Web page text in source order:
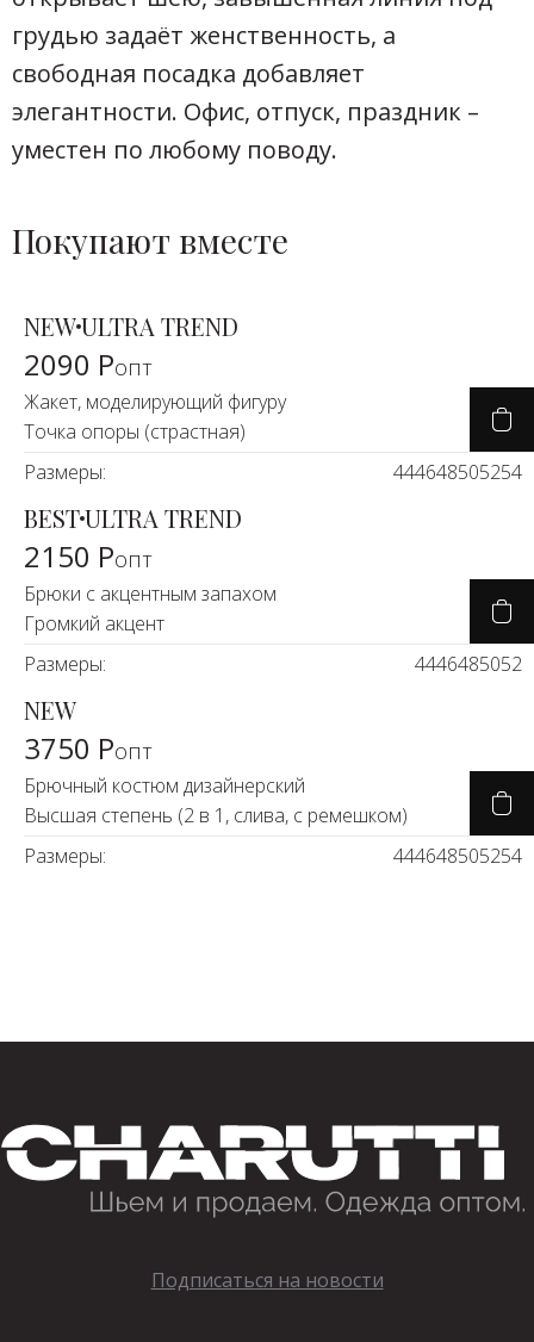
грудью задаёт женственность, а
свободная посадка добавляет
элегантности. Офис, отпуск, праздник –
уместен по любому поводу.
Покупают вместе
NEWULTRA TREND
2090 Ропт
Жакет, моделирующий фигуру
Точка опоры (страстная)
Размеры:
444648505254
BESTULTRA TREND
2150 Ропт
Брюки с акцентным запахом
Громкий акцент
Размеры:
4446485052
NEW
3750 Ропт
Брючный костюм дизайнерский
Высшая степень (2 в 1, слива, с ремешком)
Размеры:
444648505254
Подписаться на новости